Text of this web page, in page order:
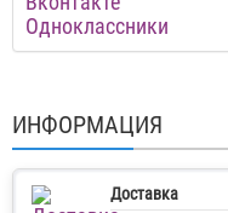
Одноклассники
ИНФОРМАЦИЯ
Доставка